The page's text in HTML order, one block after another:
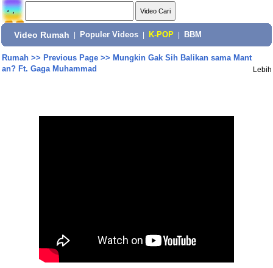
Video Rumah Populer Videos K-POP BBM
Rumah>> Previous Page>> Mungkin Gak Sih Balikan sama Mant
an? Ft. Gaga Muhammad
Lebih